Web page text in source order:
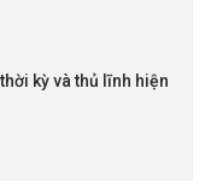
kỳ và thủ lĩnh hiện